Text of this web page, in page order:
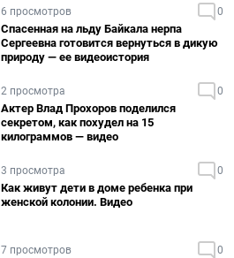
6 просмотров 0
Спасенная на льду Байкала нерпа
Сергеевна готовится вернуться в дикую
природу — ее видеоистория
2 просмотра 0
Актер Влад Прохоров поделился
секретом, как похудел на 15
килограммов — видео
3 просмотра 0
Как живут дети в доме ребенка при
женской колонии. Видео
7 просмотров 0